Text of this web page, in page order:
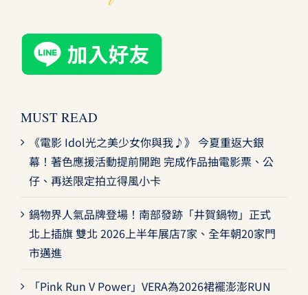
MUST READ
《電影 Idol光之美少女你與我♪》 今夏重返大銀
幕！著色應援活動提前開跑 完成作品抽電影票、公
仔、再送限定拍立得風小卡
鍋物界人氣品牌登場！南部發跡「井賀鍋物」正式
北上插旗 雙北 2026上半年展店7家、全年朝20家門
市邁進
「Pink Run V Power」VERA為2026裙襬澎澎RUN